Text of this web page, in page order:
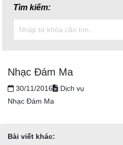
Tìm kiếm:
Nhạc Đám Ma
30/11/2016
Dịch vụ
Nhạc Đám Ma
Bài viết khác: